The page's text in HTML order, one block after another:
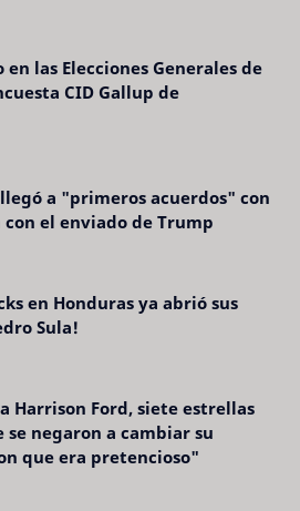
las Elecciones Generales de
CID Gallup de
a "primeros acuerdos" con
con el enviado de Trump
en Honduras ya abrió sus
Sula!
Harrison Ford, siete estrellas
se negaron a cambiar su
que era pretencioso"